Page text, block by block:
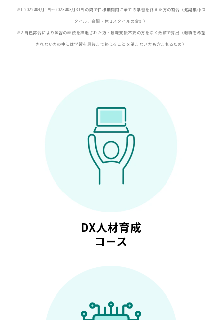
※1 2022年4月1日〜2023年3月31日の間で目標期間内に全ての学習を終えた方の割合（短期集中ス
タイル、夜間・休日スタイルの合計）
※2 自己都合により学習の継続を辞退された方・転職支援不要の方を除く数値で算出（転職を希望
されない方の中には学習を最後まで終えることを望まない方も含まれるため）
DX人材育成
コース